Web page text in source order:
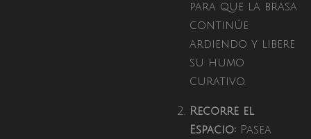
para que la brasa
continúe
ardiendo y libere
su humo
curativo.
Recorre el
Espacio: Pasea